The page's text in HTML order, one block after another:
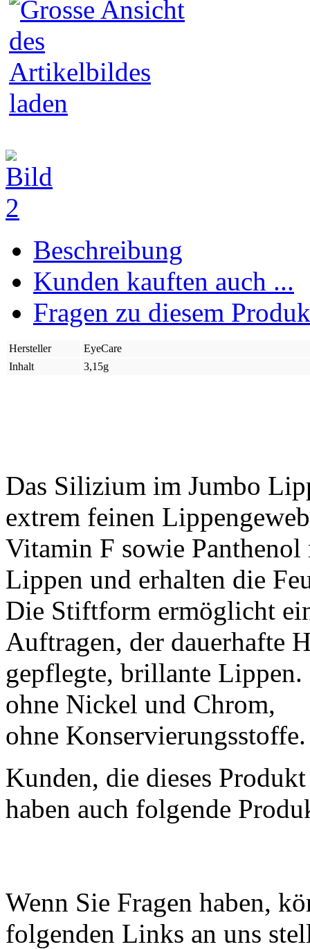
Beschreibung
Kunden kauften auch ...
Fragen zu diesem
Hersteller
EyeCare
Inhalt
3,15g
Das Silizium im Jumbo
extrem feinen
Vitamin F sowie Panthenol
Lippen und erhalten die
Die Stiftform ermöglicht
Auftragen, der dauerhafte
gepflegte, brillante
ohne Nickel und Chrom,
ohne Konservierungsstoffe.
Kunden, die dieses
haben auch folgende
Wenn Sie Fragen haben,
folgenden Links an uns